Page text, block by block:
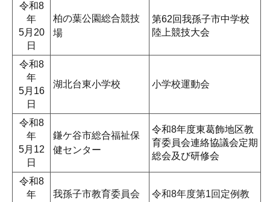
令和8
年
5月20
日
柏の葉公園総合競技
場
第62回我孫子市中学校
陸上競技大会
令和8
年
5月16
日
湖北台東小学校 小学校運動会
令和8
年
5月12
日
鎌ケ谷市総合福祉保
健センター
令和8年度東葛飾地区教
育委員会連絡協議会定期
総会及び研修会
令和8
年
我孫子市教育委員会
令和8年度第1回定例教